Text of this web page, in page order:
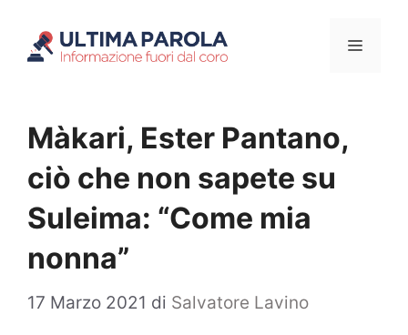
Menu
Màkari, Ester Pantano,
ciò che non sapete su
Suleima: “Come mia
nonna”
17 Marzo 2021 di Salvatore Lavino